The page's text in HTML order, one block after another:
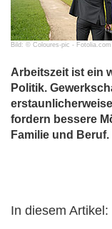
Bild: © Coloures-pic - Fotolia.com
Arbeitszeit ist ein
Politik.
fordern bessere
Familie und
In diesem Artikel: